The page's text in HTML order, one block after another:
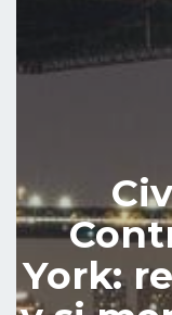
York: